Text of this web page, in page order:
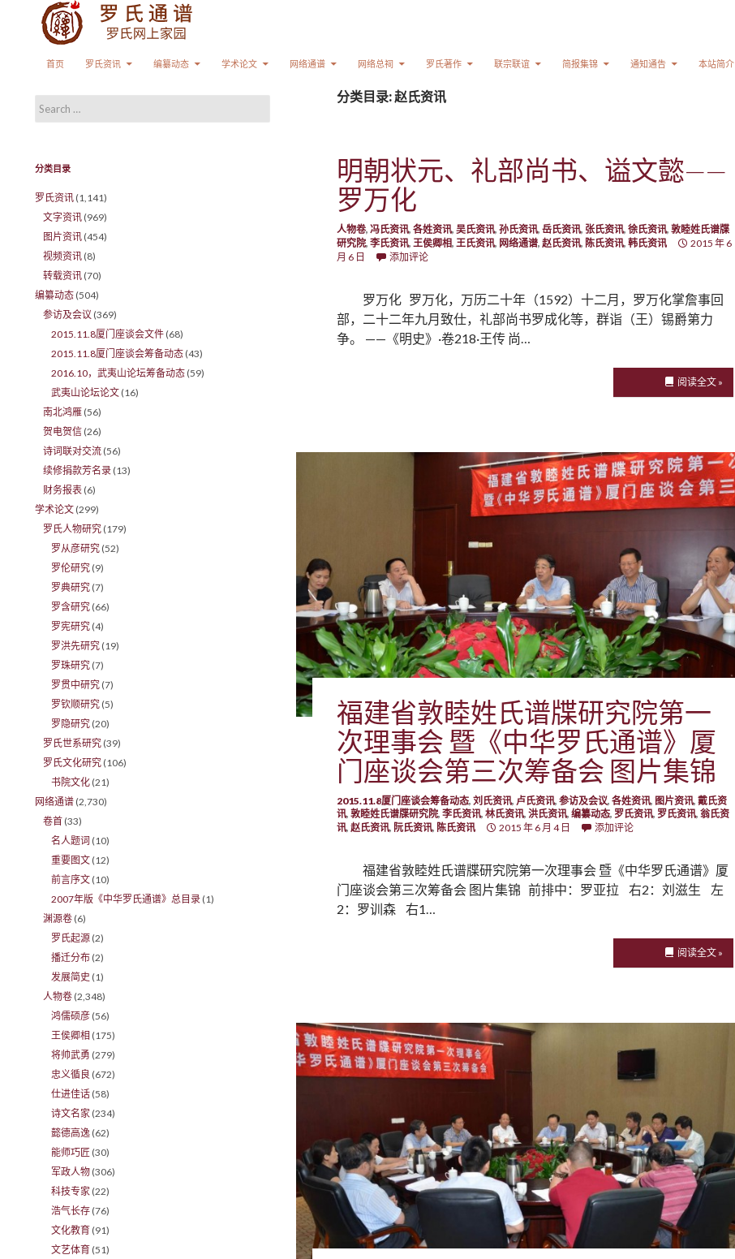
首页
罗氏资讯 编纂动态 学术论文 网络通谱 网络总祠 罗氏著作 联宗联谊 简报集锦 通知通告 本站简介
分类目录: 赵氏资讯
明朝状元、礼部尚书、谥文懿——
罗万化
人物卷, 冯氏资讯, 各姓资讯, 吴氏资讯, 孙氏资讯, 岳氏资讯, 张氏资讯, 徐氏资讯, 敦睦姓氏谱牒
研究院, 李氏资讯, 王侯卿相, 王氏资讯, 网络通谱, 赵氏资讯, 陈氏资讯, 韩氏资讯
2015 年 6
月 6 日
添加评论
罗万化 罗万化，万历二十年（1592）十二月，罗万化掌詹事回
部，二十二年九月致仕，礼部尚书罗成化等，群诣（王）锡爵第力
争。 ——《明史》·卷218·王传 尚…
阅读全文 »
福建省敦睦姓氏谱牒研究院第一
次理事会 暨《中华罗氏通谱》厦
门座谈会第三次筹备会 图片集锦
2015.11.8厦门座谈会筹备动态, 刘氏资讯, 卢氏资讯, 参访及会议, 各姓资讯, 图片资讯, 戴氏资
讯, 敦睦姓氏谱牒研究院, 李氏资讯, 林氏资讯, 洪氏资讯, 编纂动态, 罗氏资讯, 罗氏资讯, 翁氏资
讯, 赵氏资讯, 阮氏资讯, 陈氏资讯 2015 年 6 月 4 日 添加评论
福建省敦睦姓氏谱牒研究院第一次理事会 暨《中华罗氏通谱》厦
门座谈会第三次筹备会 图片集锦 前排中：罗亚拉 右2：刘滋生 左
2：罗训森 右1…
阅读全文 »
Search for:
分类目录
罗氏资讯 (1,141)
文字资讯 (969)
图片资讯 (454)
视频资讯 (8)
转载资讯 (70)
编纂动态 (504)
参访及会议 (369)
2015.11.8厦门座谈会文件 (68)
2015.11.8厦门座谈会筹备动态 (43)
2016.10，武夷山论坛筹备动态 (59)
武夷山论坛论文 (16)
南北鸿雁 (56)
贺电贺信 (26)
诗词联对交流 (56)
续修捐款芳名录 (13)
财务报表 (6)
学术论文 (299)
罗氏人物研究 (179)
罗从彦研究 (52)
罗伦研究 (9)
罗典研究 (7)
罗含研究 (66)
罗宪研究 (4)
罗洪先研究 (19)
罗珠研究 (7)
罗贯中研究 (7)
罗钦顺研究 (5)
罗隐研究 (20)
罗氏世系研究 (39)
罗氏文化研究 (106)
书院文化 (21)
网络通谱 (2,730)
卷首 (33)
名人题词 (10)
重要图文 (12)
前言序文 (10)
2007年版《中华罗氏通谱》总目录 (1)
渊源卷 (6)
罗氏起源 (2)
播迁分布 (2)
发展简史 (1)
人物卷 (2,348)
鸿儒硕彦 (56)
王侯卿相 (175)
将帅武勇 (279)
忠义循良 (672)
仕进佳话 (58)
诗文名家 (234)
懿德高逸 (62)
能师巧匠 (30)
军政人物 (306)
科技专家 (22)
浩气长存 (76)
文化教育 (91)
文艺体育 (51)